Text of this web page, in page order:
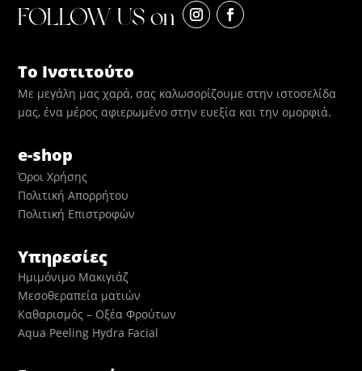
FOLLOW US on
Το Ινστιτούτο
Με μεγάλη μας χαρά, σας καλωσορίζουμε στην ιστοσελίδα
μας, ένα μέρος αφιερωμένο στην ευεξία και την ομορφιά.
e-shop
Όροι Χρήσης
Πολιτική Απορρήτου
Πολιτική Επιστροφών
Υπηρεσίες
Ημιμόνιμο Μακιγιάζ
Μεσοθεραπεία ματιών
Καθαρισμός – Οξέα Φρούτων
Aqua Peeling Hydra Facial